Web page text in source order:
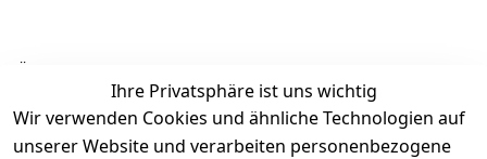
Ähnliche Produkte
Ihre Privatsphäre ist uns wichtig
Wir verwenden Cookies und ähnliche Technologien auf
unserer Website und verarbeiten personenbezogene